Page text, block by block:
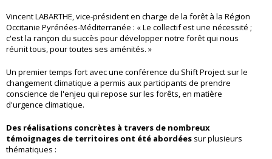
Vincent LABARTHE, vice-président en charge de la forêt à la Région
Occitanie Pyrénées-Méditerranée : « Le collectif est une nécessité ;
c'est la rançon du succès pour développer notre forêt qui nous
réunit tous, pour toutes ses aménités. »
Un premier temps fort avec une conférence du Shift Project sur le
changement climatique a permis aux participants de prendre
conscience de l'enjeu qui repose sur les forêts, en matière
d'urgence climatique.
Des réalisations concrètes à travers de nombreux
témoignages de territoires ont été abordées sur plusieurs
thématiques :